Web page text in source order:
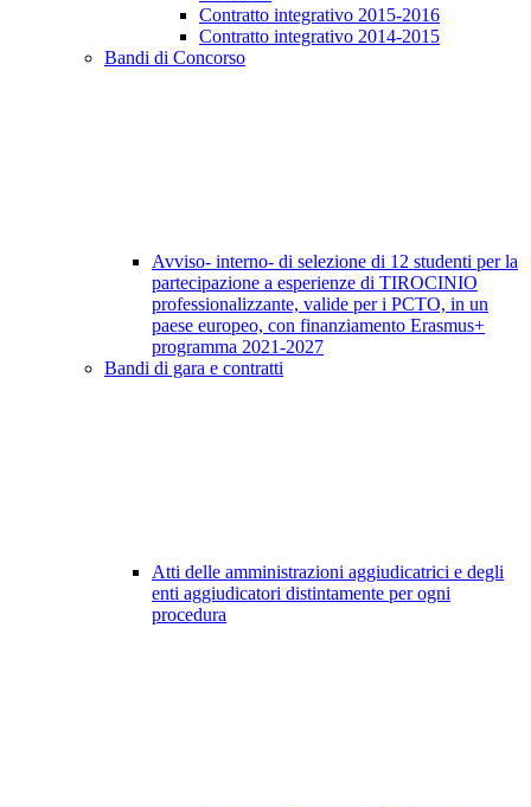
Contratto integrativo 2015-2016
Contratto integrativo 2014-2015
Bandi di Concorso
Avviso- interno- di selezione di 12 studenti per la
partecipazione a esperienze di TIROCINIO
professionalizzante, valide per i PCTO, in un
paese europeo, con finanziamento Erasmus+
programma 2021-2027
Bandi di gara e contratti
Atti delle amministrazioni aggiudicatrici e degli
enti aggiudicatori distintamente per ogni
procedura